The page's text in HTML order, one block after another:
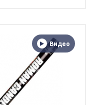
Видео